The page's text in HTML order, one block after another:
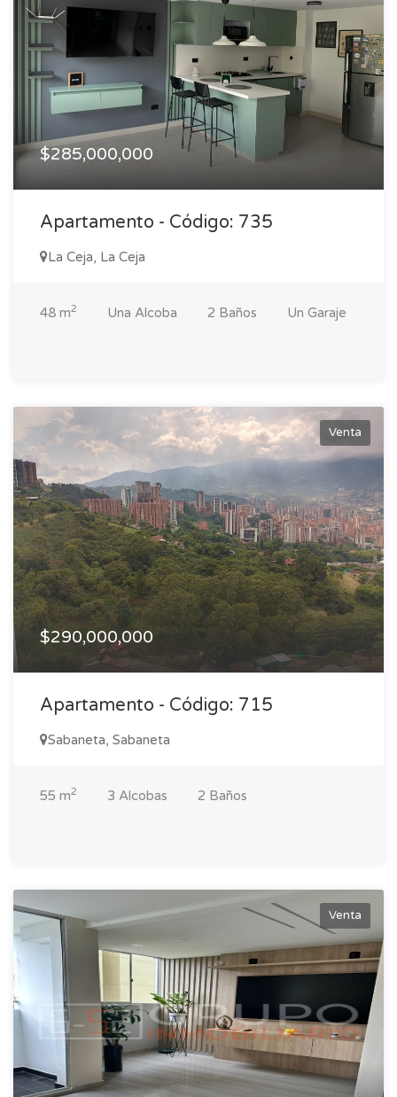
$285,000,000
Apartamento - Código: 735
La Ceja, La Ceja
48 m2 Una Alcoba 2 Baños Un Garaje
Venta
$290,000,000
Apartamento - Código: 715
Sabaneta, Sabaneta
55 m2 3 Alcobas 2 Baños
Venta